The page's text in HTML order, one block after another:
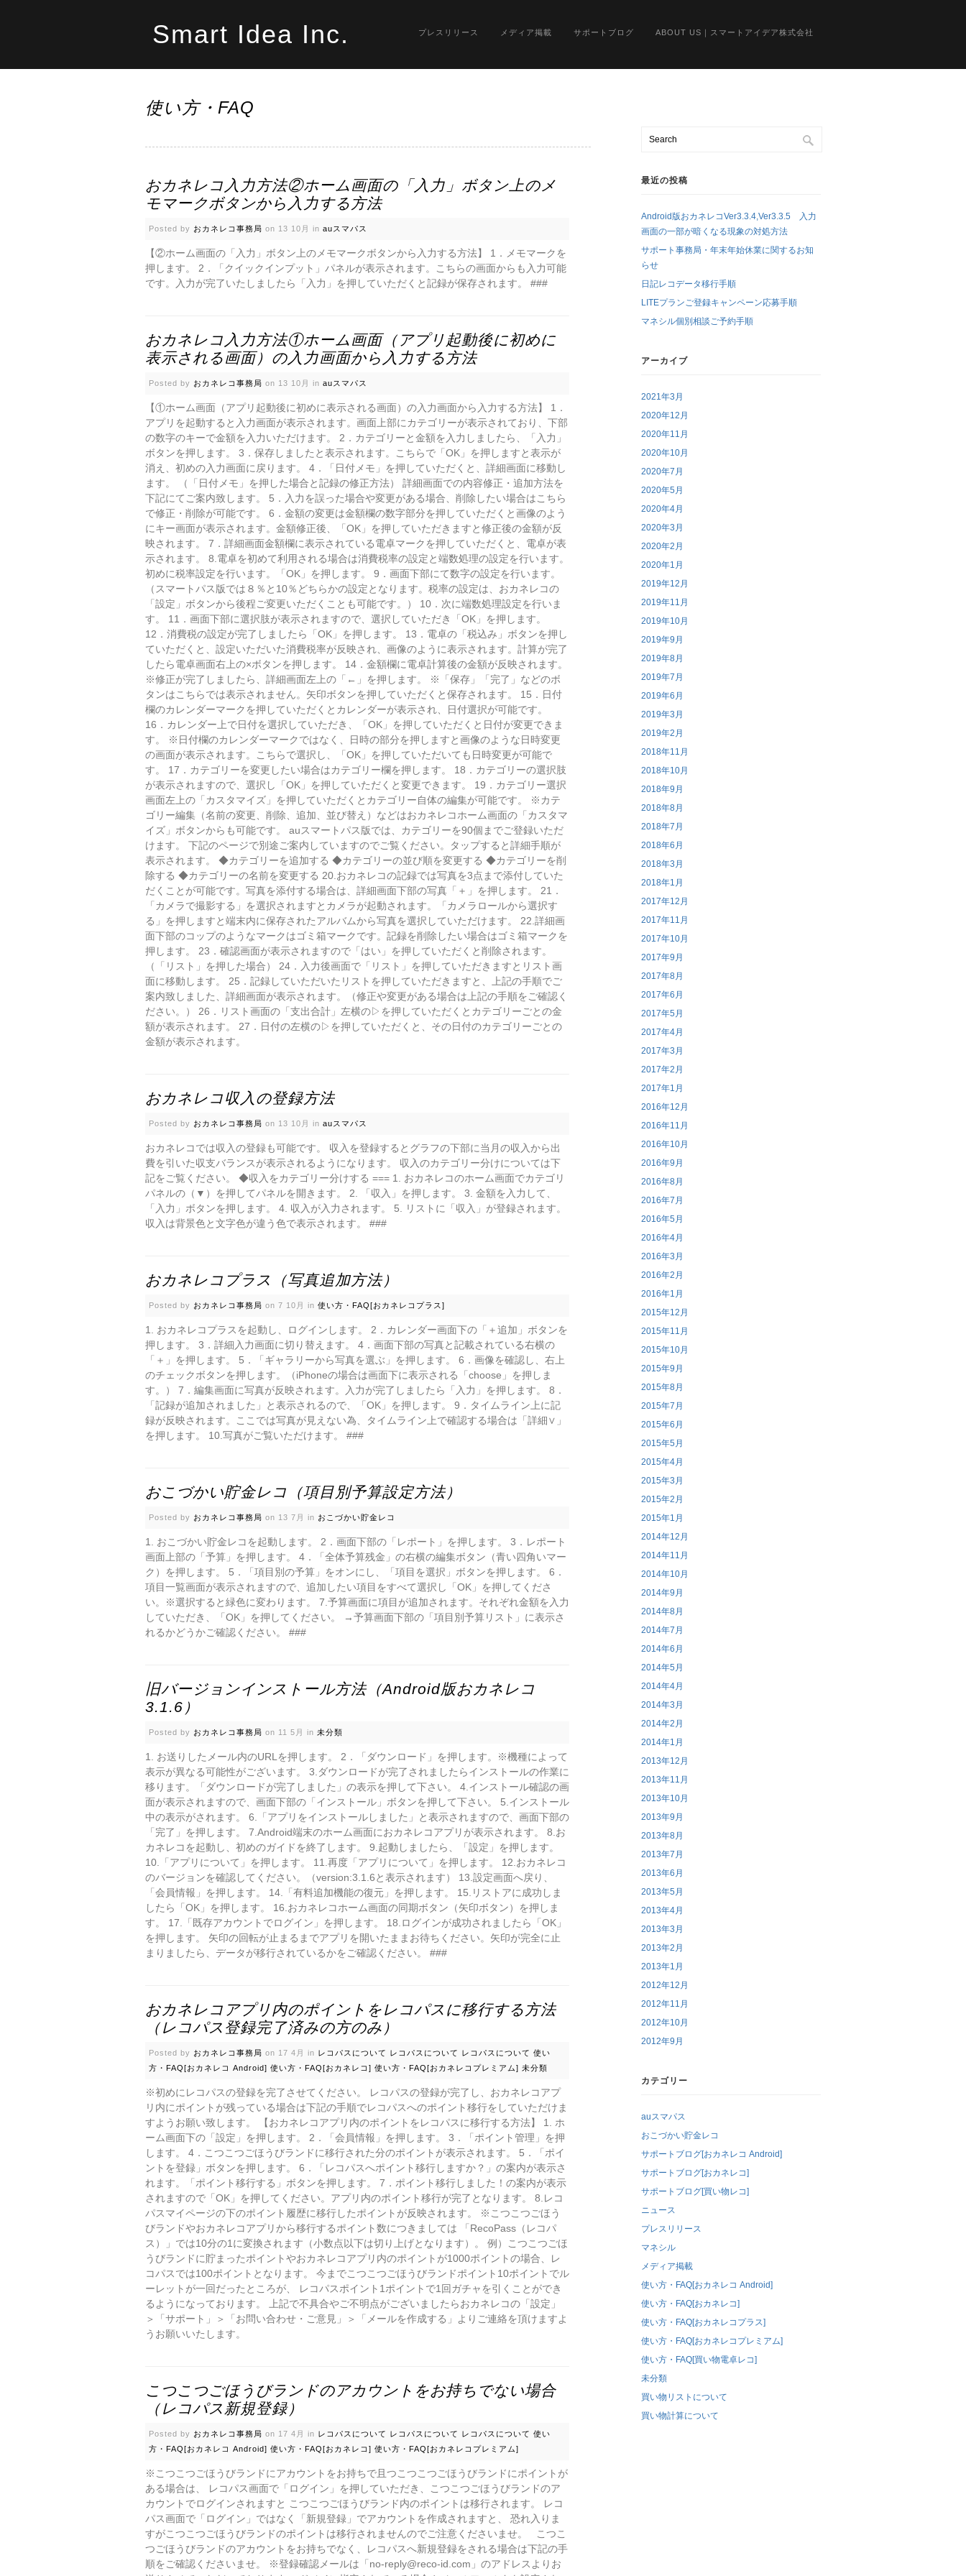
Smart Idea Inc. プレスリリース メディア掲載 サポートブログ ABOUT US｜スマートアイデア株式会社
使い方・FAQ
おカネレコ入力方法②ホーム画面の「入力」ボタン上のメ
モマークボタンから入力する方法
Posted by おカネレコ事務局 on 13 10月 in auスマパス
【②ホーム画面の「入力」ボタン上のメモマークボタンから入力する方法】 1．メモマークを
押します。 2．「クイックインプット」パネルが表示されます。こちらの画面からも入力可能
です。入力が完了いたしましたら「入力」を押していただくと記録が保存されます。 ###
おカネレコ入力方法①ホーム画面（アプリ起動後に初めに
表示される画面）の入力画面から入力する方法
Posted by おカネレコ事務局 on 13 10月 in auスマパス
【①ホーム画面（アプリ起動後に初めに表示される画面）の入力画面から入力する方法】 1．
アプリを起動すると入力画面が表示されます。画面上部にカテゴリーが表示されており、下部
の数字のキーで金額を入力いただけます。 2．カテゴリーと金額を入力しましたら、「入力」
ボタンを押します。 3．保存しましたと表示されます。こちらで「OK」を押しますと表示が
消え、初めの入力画面に戻ります。 4．「日付メモ」を押していただくと、詳細画面に移動し
ます。 （「日付メモ」を押した場合と記録の修正方法） 詳細画面での内容修正・追加方法を
下記にてご案内致します。 5．入力を誤った場合や変更がある場合、削除したい場合はこちら
で修正・削除が可能です。 6．金額の変更は金額欄の数字部分を押していただくと画像のよう
にキー画面が表示されます。金額修正後、「OK」を押していただきますと修正後の金額が反
映されます。 7．詳細画面金額欄に表示されている電卓マークを押していただくと、電卓が表
示されます。 8.電卓を初めて利用される場合は消費税率の設定と端数処理の設定を行います。
初めに税率設定を行います。「OK」を押します。 9．画面下部にて数字の設定を行います。
（スマートパス版では８％と10％どちらかの設定となります。税率の設定は、おカネレコの
「設定」ボタンから後程ご変更いただくことも可能です。） 10．次に端数処理設定を行いま
す。 11．画面下部に選択肢が表示されますので、選択していただき「OK」を押します。
12．消費税の設定が完了しましたら「OK」を押します。 13．電卓の「税込み」ボタンを押し
ていただくと、設定いただいた消費税率が反映され、画像のように表示されます。計算が完了
したら電卓画面右上の×ボタンを押します。 14．金額欄に電卓計算後の金額が反映されます。
※修正が完了しましたら、詳細画面左上の「←」を押します。 ※「保存」「完了」などのボ
タンはこちらでは表示されません。矢印ボタンを押していただくと保存されます。 15．日付
欄のカレンダーマークを押していただくとカレンダーが表示され、日付選択が可能です。
16．カレンダー上で日付を選択していただき、「OK」を押していただくと日付が変更できま
す。 ※日付欄のカレンダーマークではなく、日時の部分を押しますと画像のような日時変更
の画面が表示されます。こちらで選択し、「OK」を押していただいても日時変更が可能で
す。 17．カテゴリーを変更したい場合はカテゴリー欄を押します。 18．カテゴリーの選択肢
が表示されますので、選択し「OK」を押していただくと変更できます。 19．カテゴリー選択
画面左上の「カスタマイズ」を押していただくとカテゴリー自体の編集が可能です。 ※カテ
ゴリー編集（名前の変更、削除、追加、並び替え）などはおカネレコホーム画面の「カスタマ
イズ」ボタンからも可能です。 auスマートパス版では、カテゴリーを90個までご登録いただ
けます。 下記のページで別途ご案内していますのでご覧ください。タップすると詳細手順が
表示されます。 ◆カテゴリーを追加する ◆カテゴリーの並び順を変更する ◆カテゴリーを削
除する ◆カテゴリーの名前を変更する 20.おカネレコの記録では写真を3点まで添付していた
だくことが可能です。写真を添付する場合は、詳細画面下部の写真「＋」を押します。 21．
「カメラで撮影する」を選択されますとカメラが起動されます。「カメラロールから選択す
る」を押しますと端末内に保存されたアルバムから写真を選択していただけます。 22.詳細画
面下部のコップのようなマークはゴミ箱マークです。記録を削除したい場合はゴミ箱マークを
押します。 23．確認画面が表示されますので「はい」を押していただくと削除されます。
（「リスト」を押した場合） 24．入力後画面で「リスト」を押していただきますとリスト画
面に移動します。 25．記録していただいたリストを押していただきますと、上記の手順でご
案内致しました、詳細画面が表示されます。（修正や変更がある場合は上記の手順をご確認く
ださい。） 26．リスト画面の「支出合計」左横の▷を押していただくとカテゴリーごとの金
額が表示されます。 27．日付の左横の▷を押していただくと、その日付のカテゴリーごとの
金額が表示されます。
おカネレコ収入の登録方法
Posted by おカネレコ事務局 on 13 10月 in auスマパス
おカネレコでは収入の登録も可能です。 収入を登録するとグラフの下部に当月の収入から出
費を引いた収支バランスが表示されるようになります。 収入のカテゴリー分けについては下
記をご覧ください。 ◆収入をカテゴリー分けする === 1. おカネレコのホーム画面でカテゴリ
パネルの（▼）を押してパネルを開きます。 2. 「収入」を押します。 3. 金額を入力して、
「入力」ボタンを押します。 4. 収入が入力されます。 5. リストに「収入」が登録されます。
収入は背景色と文字色が違う色で表示されます。 ###
おカネレコプラス（写真追加方法）
Posted by おカネレコ事務局 on 7 10月 in 使い方・FAQ[おカネレコプラス]
1. おカネレコプラスを起動し、ログインします。 2．カレンダー画面下の「＋追加」ボタンを
押します。 3．詳細入力画面に切り替えます。 4．画面下部の写真と記載されている右横の
「＋」を押します。 5．「ギャラリーから写真を選ぶ」を押します。 6．画像を確認し、右上
のチェックボタンを押します。（iPhoneの場合は画面下に表示される「choose」を押しま
す。） 7．編集画面に写真が反映されます。入力が完了しましたら「入力」を押します。 8．
「記録が追加されました」と表示されるので、「OK」を押します。 9．タイムライン上に記
録が反映されます。ここでは写真が見えない為、タイムライン上で確認する場合は「詳細∨」
を押します。 10.写真がご覧いただけます。 ###
おこづかい貯金レコ（項目別予算設定方法）
Posted by おカネレコ事務局 on 13 7月 in おこづかい貯金レコ
1. おこづかい貯金レコを起動します。 2．画面下部の「レポート」を押します。 3．レポート
画面上部の「予算」を押します。 4．「全体予算残金」の右横の編集ボタン（青い四角いマー
ク）を押します。 5．「項目別の予算」をオンにし、「項目を選択」ボタンを押します。 6．
項目一覧画面が表示されますので、追加したい項目をすべて選択し「OK」を押してくださ
い。※選択すると緑色に変わります。 7.予算画面に項目が追加されます。それぞれ金額を入力
していただき、「OK」を押してください。 →予算画面下部の「項目別予算リスト」に表示さ
れるかどうかご確認ください。 ###
旧バージョンインストール方法（Android版おカネレコ
3.1.6）
Posted by おカネレコ事務局 on 11 5月 in 未分類
1. お送りしたメール内のURLを押します。 2．「ダウンロード」を押します。※機種によって
表示が異なる可能性がございます。 3.ダウンロードが完了されましたらインストールの作業に
移ります。「ダウンロードが完了しました」の表示を押して下さい。 4.インストール確認の画
面が表示されますので、画面下部の「インストール」ボタンを押して下さい。 5.インストール
中の表示がされます。 6.「アプリをインストールしました」と表示されますので、画面下部の
「完了」を押します。 7.Android端末のホーム画面におカネレコアプリが表示されます。 8.お
カネレコを起動し、初めのガイドを終了します。 9.起動しましたら、「設定」を押します。
10.「アプリについて」を押します。 11.再度「アプリについて」を押します。 12.おカネレコ
のバージョンを確認してください。（version:3.1.6と表示されます） 13.設定画面へ戻り、
「会員情報」を押します。 14.「有料追加機能の復元」を押します。 15.リストアに成功しま
したら「OK」を押します。 16.おカネレコホーム画面の同期ボタン（矢印ボタン）を押しま
す。 17.「既存アカウントでログイン」を押します。 18.ログインが成功されましたら「OK」
を押します。 矢印の回転が止まるまでアプリを開いたままお待ちください。矢印が完全に止
まりましたら、データが移行されているかをご確認ください。 ###
おカネレコアプリ内のポイントをレコパスに移行する方法
（レコパス登録完了済みの方のみ）
Posted by おカネレコ事務局 on 17 4月 in レコパスについて レコパスについて レコパスについて 使い
方・FAQ[おカネレコ Android] 使い方・FAQ[おカネレコ] 使い方・FAQ[おカネレコプレミアム] 未分類
※初めにレコパスの登録を完了させてください。 レコパスの登録が完了し、おカネレコアプ
リ内にポイントが残っている場合は下記の手順でレコパスへのポイント移行をしていただけま
すようお願い致します。 【おカネレコアプリ内のポイントをレコパスに移行する方法】 1. ホ
ーム画面下の「設定」を押します。 2．「会員情報」を押します。 3．「ポイント管理」を押
します。 4．こつこつごほうびランドに移行された分のポイントが表示されます。 5．「ポイ
ントを登録」ボタンを押します。 6．「レコパスへポイント移行しますか？」の案内が表示さ
れます。「ポイント移行する」ボタンを押します。 7．ポイント移行しました！の案内が表示
されますので「OK」を押してください。アプリ内のポイント移行が完了となります。 8.レコ
パスマイページの下のポイント履歴に移行したポイントが反映されます。 ※こつこつごほう
びランドやおカネレコアプリから移行するポイント数につきましては 「RecoPass（レコパ
ス）」では10分の1に変換されます（小数点以下は切り上げとなります）。 例）こつこつごほ
うびランドに貯まったポイントやおカネレコアプリ内のポイントが1000ポイントの場合、レ
コパスでは100ポイントとなります。 今までこつこつごほうびランドポイント10ポイントでル
ーレットが一回だったところが、 レコパスポイント1ポイントで1回ガチャを引くことができ
るようになっております。 上記で不具合やご不明点がございましたらおカネレコの「設定」
＞「サポート」＞「お問い合わせ・ご意見」＞「メールを作成する」よりご連絡を頂けますよ
うお願いいたします。
こつこつごほうびランドのアカウントをお持ちでない場合
（レコパス新規登録）
Posted by おカネレコ事務局 on 17 4月 in レコパスについて レコパスについて レコパスについて 使い
方・FAQ[おカネレコ Android] 使い方・FAQ[おカネレコ] 使い方・FAQ[おカネレコプレミアム]
※こつこつごほうびランドにアカウントをお持ちで且つこつこつごほうびランドにポイントが
ある場合は、 レコパス画面で「ログイン」を押していただき、こつこつごほうびランドのア
カウントでログインされますと こつこつごほうびランド内のポイントは移行されます。 レコ
パス画面で「ログイン」ではなく「新規登録」でアカウントを作成されますと、 恐れ入りま
すがこつこつごほうびランドのポイントは移行されませんのでご注意くださいませ。 こつこ
つごほうびランドのアカウントをお持ちでなく、レコパスへ新規登録をされる場合は下記の手
順をご確認くださいませ。 ※登録確認メールは「no-reply@reco-id.com」のアドレスよりお
最近の投稿
Android版おカネレコVer3.3.4,Ver3.3.5 入力
画面の一部が暗くなる現象の対処方法
サポート事務局・年末年始休業に関するお知
らせ
日記レコデータ移行手順
LITEプランご登録キャンペーン応募手順
マネシル個別相談ご予約手順
アーカイブ
2021年3月
2020年12月
2020年11月
2020年10月
2020年7月
2020年5月
2020年4月
2020年3月
2020年2月
2020年1月
2019年12月
2019年11月
2019年10月
2019年9月
2019年8月
2019年7月
2019年6月
2019年3月
2019年2月
2018年11月
2018年10月
2018年9月
2018年8月
2018年7月
2018年6月
2018年3月
2018年1月
2017年12月
2017年11月
2017年10月
2017年9月
2017年8月
2017年6月
2017年5月
2017年4月
2017年3月
2017年2月
2017年1月
2016年12月
2016年11月
2016年10月
2016年9月
2016年8月
2016年7月
2016年5月
2016年4月
2016年3月
2016年2月
2016年1月
2015年12月
2015年11月
2015年10月
2015年9月
2015年8月
2015年7月
2015年6月
2015年5月
2015年4月
2015年3月
2015年2月
2015年1月
2014年12月
2014年11月
2014年10月
2014年9月
2014年8月
2014年7月
2014年6月
2014年5月
2014年4月
2014年3月
2014年2月
2014年1月
2013年12月
2013年11月
2013年10月
2013年9月
2013年8月
2013年7月
2013年6月
2013年5月
2013年4月
2013年3月
2013年2月
2013年1月
2012年12月
2012年11月
2012年10月
2012年9月
カテゴリー
auスマパス
おこづかい貯金レコ
サポートブログ[おカネレコ Android]
サポートブログ[おカネレコ]
サポートブログ[買い物レコ]
ニュース
プレスリリース
マネシル
メディア掲載
使い方・FAQ[おカネレコ Android]
使い方・FAQ[おカネレコ]
使い方・FAQ[おカネレコプラス]
使い方・FAQ[おカネレコプレミアム]
使い方・FAQ[買い物電卓レコ]
未分類
買い物リストについて
買い物計算について